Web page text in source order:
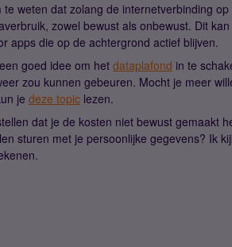
te weten dat zolang de internetverbinding
zowel bewust als onbewust. Dit
apps die op de achtergrond actief blijven.
goed idee om het dataplafond in te
zou kunnen gebeuren. Mocht je meer
je deze topic lezen.
dat je de kosten niet bewust gemaakt
sturen met je persoonlijke gegevens? Ik